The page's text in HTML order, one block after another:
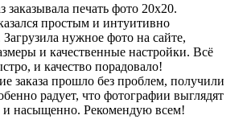
заказывала печать фото 20х20.
простым и интуитивно
нужное фото на сайте,
и качественные настройки. Всё
и качество порадовало!
заказа прошло без проблем, получили
радует, что фотографии выглядят
и насыщенно. Рекомендую всем!